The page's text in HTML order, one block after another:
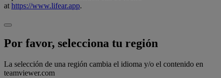
athttps://www.lifear.app.
Por favor, selecciona tu región
La selección de una región cambia el idioma y/o el contenido en
teamviewer.com